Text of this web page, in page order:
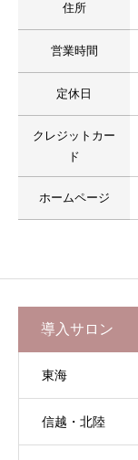
住所
営業時間
定休日
クレジットカー
ド
ホームページ
導入サロン
東海
信越・北陸